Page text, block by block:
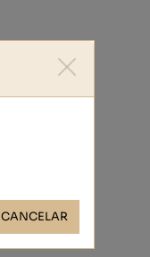
CANCELAR